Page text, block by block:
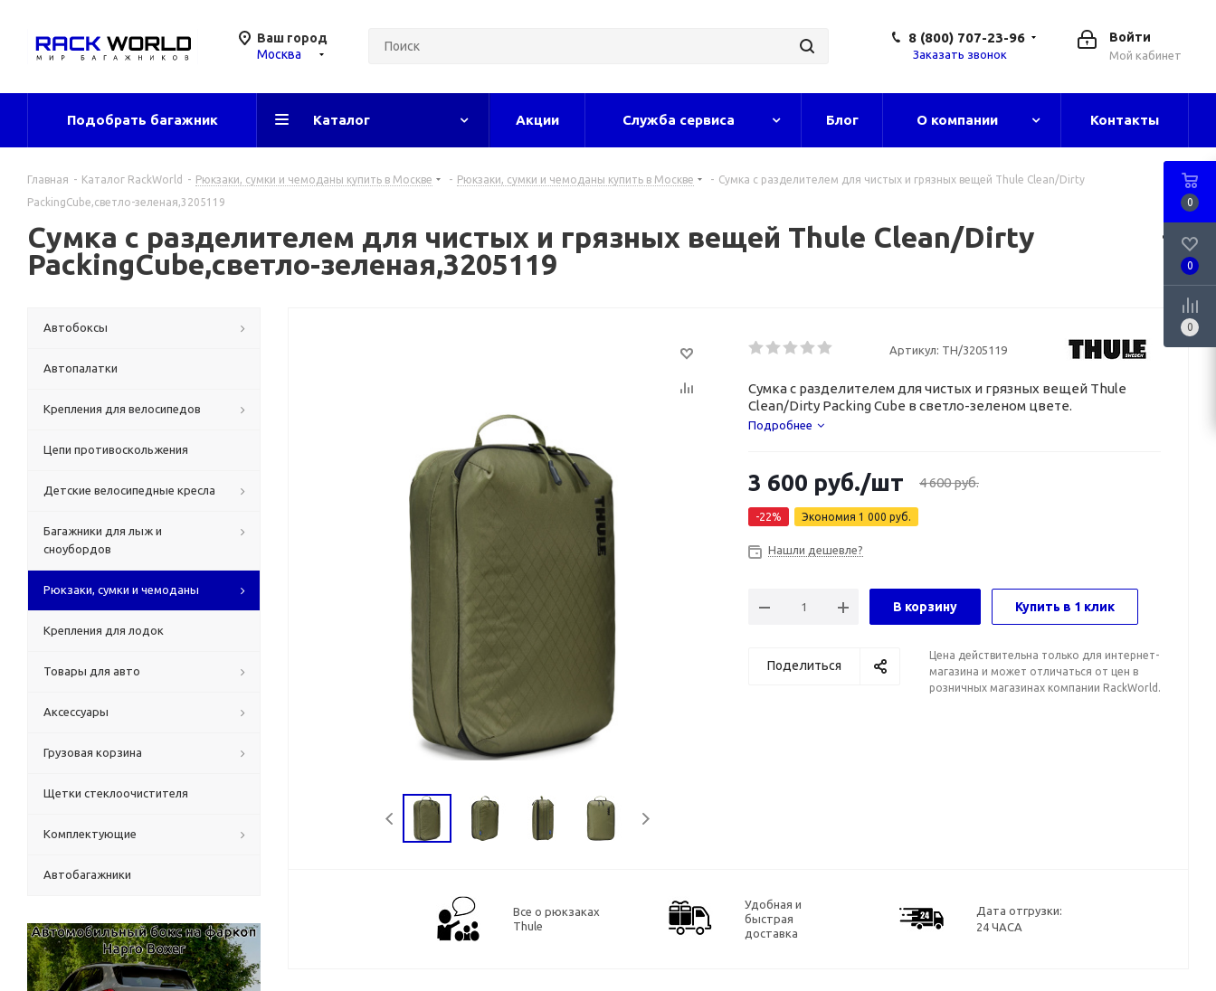
Ваш город
Москва
Войти
Мой кабинет
8 (800) 707-23-96
Заказать звонок
Подобрать багажник Каталог Акции Служба сервиса Блог О компании Контакты
Главная - Каталог RackWorld - Рюкзаки, сумки и чемоданы купить в Москве - Рюкзаки, сумки и чемоданы купить в Москве - Сумка с разделителем для чистых и грязных вещей Thule Clean/Dirty
PackingCube,светло-зеленая,3205119
Сумка с разделителем для чистых и грязных вещей Thule Clean/Dirty
PackingCube,светло-зеленая,3205119
Артикул: TH/3205119
Сумка с разделителем для чистых и грязных вещей Thule
Clean/Dirty Packing Cube в светло-зеленом цвете.
Подробнее
3 600 руб./шт 4 600руб.
-22% Экономия 1 000 руб.
Нашли дешевле?
В корзину Купить в 1 клик
Поделиться
Цена действительна только для интернет-
магазина и может отличаться от цен в
розничных магазинах компании RackWorld.
Все о рюкзаках
Thule
Удобная и
быстрая
доставка
Дата отгрузки:
24 ЧАСА
Автобоксы
Автопалатки
Крепления для велосипедов
Цепи противоскольжения
Детские велосипедные кресла
Багажники для лыж и
сноубордов
Рюкзаки, сумки и чемоданы
Крепления для лодок
Товары для авто
Аксессуары
Грузовая корзина
Щетки стеклоочистителя
Комплектующие
Автобагажники
0
0
0